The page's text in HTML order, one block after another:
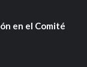
en el Comité